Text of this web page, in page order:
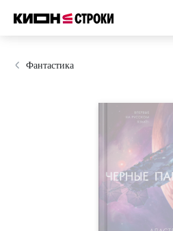
Фантастика